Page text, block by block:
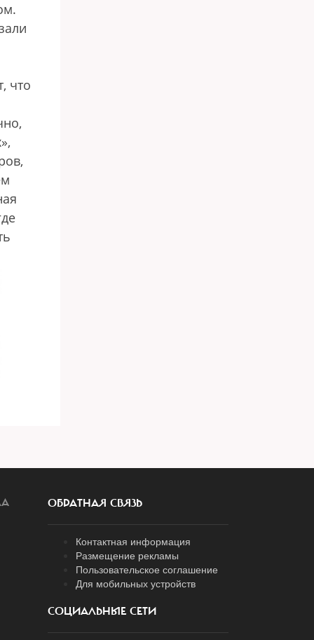
что
ОБРАТНАЯ СВЯЗЬ
Контактная информация
Размещение рекламы
Пользовательское соглашение
Для мобильных устройств
СОЦИАЛЬНЫЕ СЕТИ